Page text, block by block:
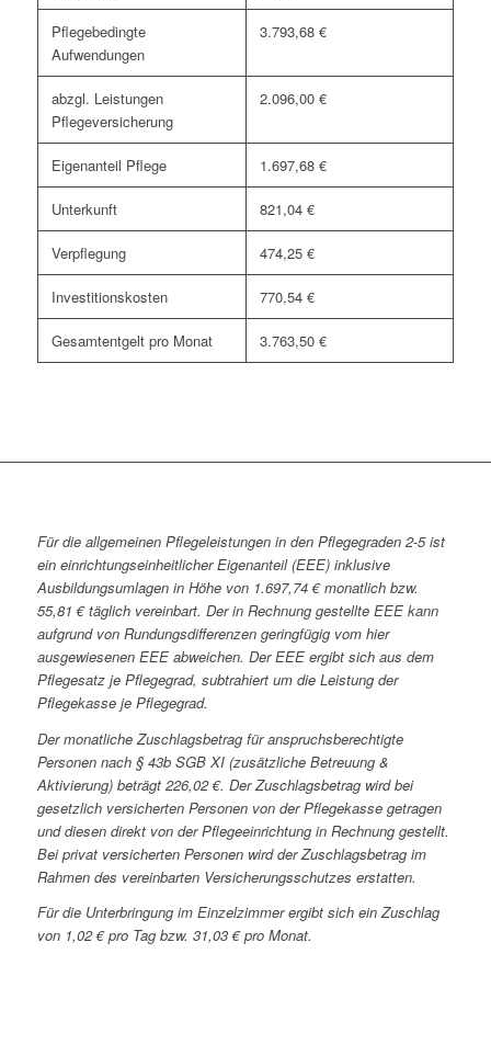
Pflegebedingte
Aufwendungen
3.793,68 €
abzgl. Leistungen
Pflegeversicherung
2.096,00 €
Eigenanteil Pflege 1.697,68 €
Unterkunft 821,04 €
Verpflegung 474,25 €
Investitionskosten 770,54 €
Gesamtentgelt pro Monat 3.763,50 €
Für die allgemeinen Pflegeleistungen in den Pflegegraden 2-5 ist
ein einrichtungseinheitlicher Eigenanteil (EEE) inklusive
Ausbildungsumlagen in Höhe von 1.697,74 € monatlich bzw.
55,81 € täglich vereinbart. Der in Rechnung gestellte EEE kann
aufgrund von Rundungsdifferenzen geringfügig vom hier
ausgewiesenen EEE abweichen. Der EEE ergibt sich aus dem
Pflegesatz je Pflegegrad, subtrahiert um die Leistung der
Pflegekasse je Pflegegrad.
Der monatliche Zuschlagsbetrag für anspruchsberechtigte
Personen nach § 43b SGB XI (zusätzliche Betreuung &
Aktivierung) beträgt 226,02 €. Der Zuschlagsbetrag wird bei
gesetzlich versicherten Personen von der Pflegekasse getragen
und diesen direkt von der Pflegeeinrichtung in Rechnung gestellt.
Bei privat versicherten Personen wird der Zuschlagsbetrag im
Rahmen des vereinbarten Versicherungsschutzes erstatten.
Für die Unterbringung im Einzelzimmer ergibt sich ein Zuschlag
von 1,02 € pro Tag bzw. 31,03 € pro Monat.